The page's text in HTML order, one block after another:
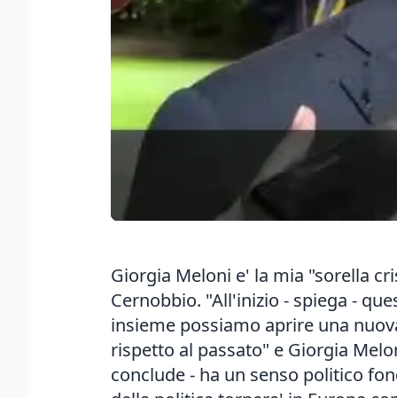
Giorgia Meloni e' la mia "sorella
Cernobbio. "All'inizio - spiega -
insieme possiamo aprire una
rispetto al passato" e Giorgia
conclude - ha un senso politico